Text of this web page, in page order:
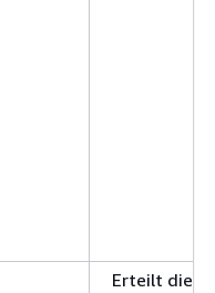
Erteilt die